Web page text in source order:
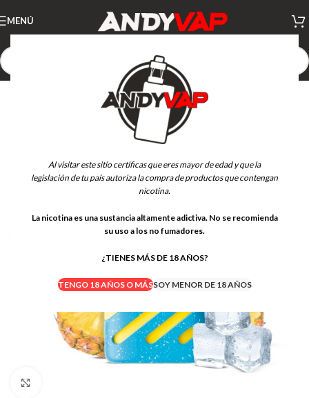
Al visitar este sitio certificas que eres mayor de edad y que la
legislación de tu país autoriza la compra de productos que contengan
nicotina.
La nicotina es una sustancia altamente adictiva. No se recomienda
su uso a los no fumadores.
¿TIENES MÁS DE 18 AÑOS?
TENGO 18 AÑOS O MÁSSOY MENOR DE 18 AÑOS
MENÚ